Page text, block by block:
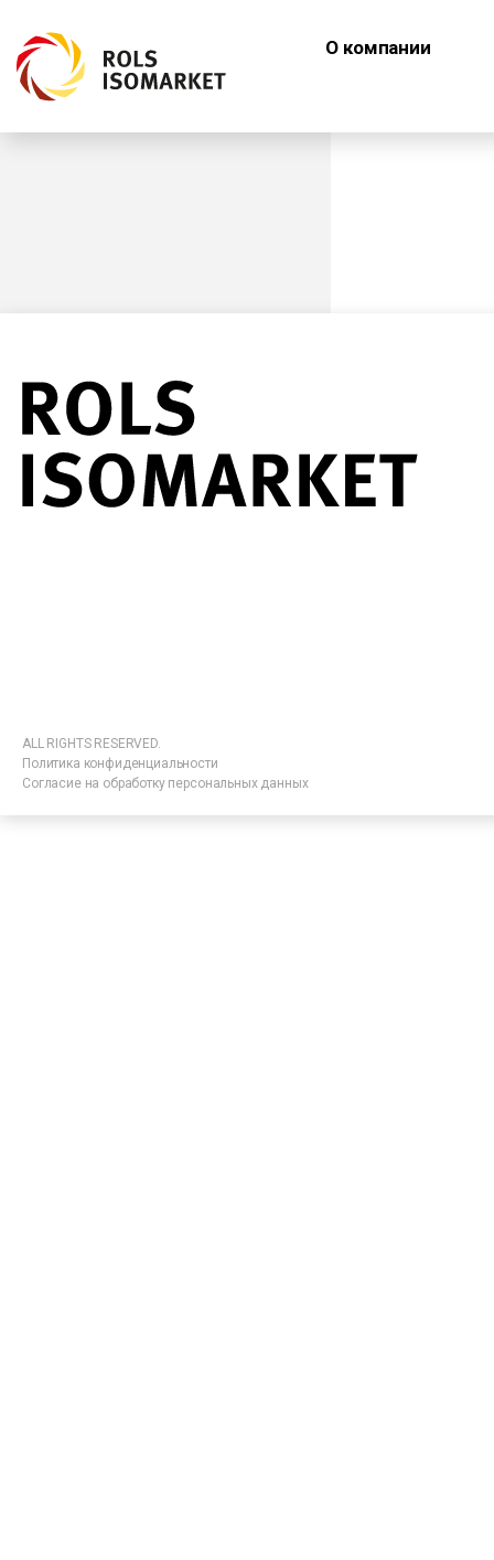
О компании
ALL RIGHTS RESERVED.
Политика конфиденциальности
Согласие на обработку персональных данных